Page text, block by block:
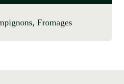
Fromages